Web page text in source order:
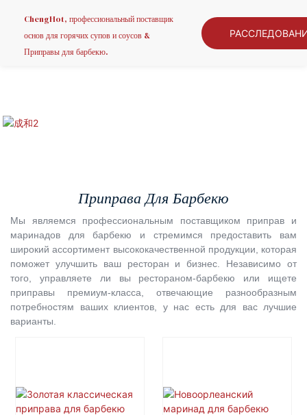
ChengHot, профессиональный поставщик
основ для горячих супов и соусов &
Приправы для барбекю.
Приправа Для Барбекю
Мы являемся профессиональным поставщиком приправ и
маринадов для барбекю и стремимся предоставить вам
широкий ассортимент высококачественной продукции, которая
поможет улучшить ваш ресторан и бизнес. Независимо от
того, управляете ли вы рестораном-барбекю или ищете
приправы премиум-класса, отвечающие разнообразным
потребностям ваших клиентов, у нас есть для вас лучшие
варианты.